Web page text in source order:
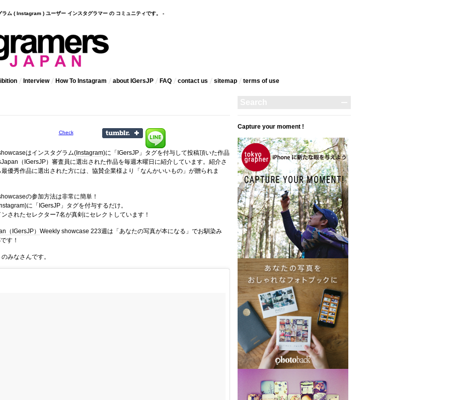
ム ( Instagram ) ユーザー インスタグラマー の コミュニティです。 -
Interview How To Instagram about IGersJP FAQ contact us sitemap terms‎ of use
Check
はインスタグラム(Instagram)に「IGersJP」タグを付与して投稿頂いた作品
（IGersJP）審査員に選出された作品を毎週木曜日に紹介しています。紹介さ
優秀作品に選出された方には、協賛企業様より「なんかいいもの」が贈られま
の参加方法は非常に簡単！
に「IGersJP」タグを付与するだけ。
されたセレクター7名が真剣にセレクトしています！
（IGersJP） Weekly showcase 223週は「あなたの写真が本になる」でお馴染み
す！
みなさんです。
Capture your moment !